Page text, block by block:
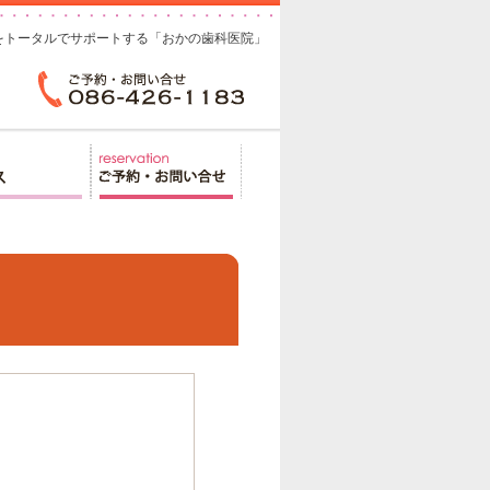
ータルでサポートする「おかの歯科医院」